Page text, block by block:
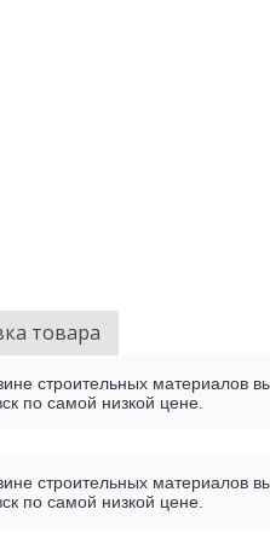
товара
строительных материалов
по самой низкой цене.
строительных материалов
по самой низкой цене.